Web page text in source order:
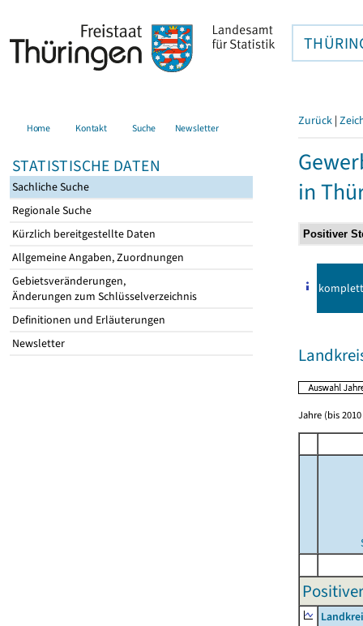
Home Kontakt Suche Newsletter
STATISTISCHE DATEN
Sachliche Suche
Regionale Suche
Kürzlich bereitgestellte Daten
Allgemeine Angaben, Zuordnungen
Gebietsveränderungen,
Änderungen zum Schlüsselverzeichnis
Definitionen und Erläuterungen
Newsletter
Zurück |
in
komplett
Jahre (bis